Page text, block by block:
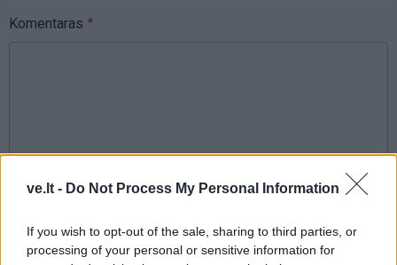
ve.lt - Do Not Process My Personal Information
If you wish to opt-out of the sale, sharing to third parties, or
processing of your personal or sensitive information for
Komentaras
Sutinku sutaisyklėmis
reCAPTCHA and the Google
Privacy PolicyandTerms of